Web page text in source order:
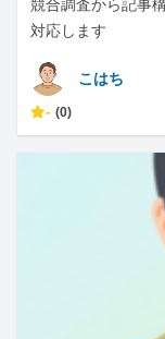
競合調査から記事
対応します
こはち
- (0)